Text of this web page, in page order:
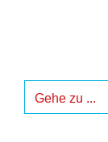
Gehe zu ...